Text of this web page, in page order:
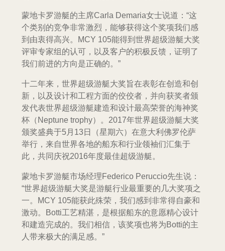
蒙地卡罗游艇的主席Carla Demaria女士说道：“这
个类别的竞争非常激烈，能够获得这个奖项我们感
到由衷得高兴。MCY 105能得到世界超级游艇大奖
评审专家组的认可，以及客户的积极反馈，证明了
我们前进的方向是正确的。”
十二年来，世界超级游艇大奖旨在表彰在创造和创
新，以及设计和工程方面的佼佼者，并向获奖者颁
发代表世界超级游艇建造和设计最高荣誉的海神奖
杯（Neptune trophy）。2017年世界超级游艇大奖
颁奖盛典于5月13日（星期六）在意大利佛罗伦萨
举行，来自世界各地的船东和行业领袖们汇集于
此，共同庆祝2016年度最佳超级游艇。
蒙地卡罗游艇市场经理Federico Peruccio先生说：
“世界超级游艇大奖是游艇行业最重要的几大奖项之
一。MCY 105能获此殊荣，我们感到非常得自豪和
激动。Botti工艺精湛，是根据船东的意愿精心设计
和建造完成的。我们相信，该奖项也将为Botti的主
人带来极大的满足感。”